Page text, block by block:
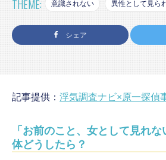
THEME: 意識されない 異性として見ら
シェア
記事提供：浮気調査ナビ×原一探偵
「お前のこと、女として見れ
体どうしたら？